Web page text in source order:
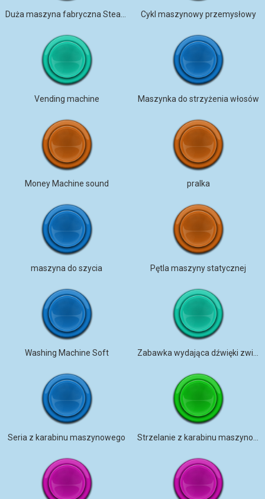
Cykl maszynowy przemysłowy
Vending machine Maszynka do strzyżenia włosów
Money Machine sound pralka
maszyna do szycia Pętla maszyny statycznej
Washing Machine Soft
Seria z karabinu maszynowego